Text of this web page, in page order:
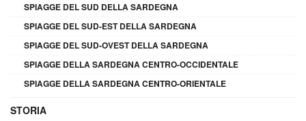
SPIAGGE DEL SUD DELLA SARDEGNA
SPIAGGE DEL SUD-EST DELLA SARDEGNA
SPIAGGE DEL SUD-OVEST DELLA SARDEGNA
SPIAGGE DELLA SARDEGNA CENTRO-OCCIDENTALE
SPIAGGE DELLA SARDEGNA CENTRO-ORIENTALE
STORIA